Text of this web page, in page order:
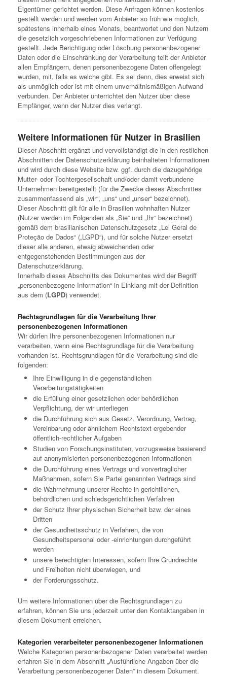
Eigentümer gerichtet werden. Diese Anfragen können kostenlos
gestellt werden und werden vom Anbieter so früh wie möglich,
spätestens innerhalb eines Monats, beantwortet und den Nutzern
die gesetzlich vorgeschriebenen Informationen zur Verfügung
gestellt. Jede Berichtigung oder Löschung personenbezogener
Daten oder die Einschränkung der Verarbeitung teilt der Anbieter
allen Empfängern, denen personenbezogene Daten offengelegt
wurden, mit, falls es welche gibt. Es sei denn, dies erweist sich
als unmöglich oder ist mit einem unverhältnismäßigen Aufwand
verbunden. Der Anbieter unterrichtet den Nutzer über diese
Empfänger, wenn der Nutzer dies verlangt.
Weitere Informationen für Nutzer in Brasilien
Dieser Abschnitt ergänzt und vervollständigt die in den restlichen
Abschnitten der Datenschutzerklärung beinhalteten Informationen
und wird durch diese Website bzw. ggf. durch die dazugehörige
Mutter- oder Tochtergesellschaft und/oder damit verbundene
Unternehmen bereitgestellt (für die Zwecke dieses Abschnittes
zusammenfassend als „wir“, „uns“ und „unser“ bezeichnet).
Dieser Abschnitt gilt für alle in Brasilien wohnhaften Nutzer
(Nutzer werden im Folgenden als „Sie“ und „Ihr“ bezeichnet)
gemäß dem brasilianischen Datenschutzgesetz „Lei Geral de
Proteção de Dados“ („LGPD“), und für solche Nutzer ersetzt
dieser alle anderen, etwaig abweichenden oder
entgegenstehenden Bestimmungen aus der
Datenschutzerklärung.
Innerhalb dieses Abschnitts des Dokumentes wird der Begriff
„personenbezogene Information“ in Einklang mit der Definition
aus dem (LGPD) verwendet.
Rechtsgrundlagen für die Verarbeitung Ihrer
personenbezogenen Informationen
Wir dürfen Ihre personenbezogenen Informationen nur
verarbeiten, wenn eine Rechtsgrundlage für die Verarbeitung
vorhanden ist. Rechtsgrundlagen für die Verarbeitung sind die
folgenden:
Ihre Einwilligung in die gegenständlichen
Verarbeitungstätigkeiten
die Erfüllung einer gesetzlichen oder behördlichen
Verpflichtung, der wir unterliegen
die Durchführung sich aus Gesetz, Verordnung, Vertrag,
Vereinbarung oder ähnlichem Rechtstext ergebender
öffentlich-rechtlicher Aufgaben
Studien von Forschungsinstituten, vorzugsweise basierend
auf anonymisierten personenbezogenen Informationen
die Durchführung eines Vertrags und vorvertraglicher
Maßnahmen, sofern Sie Partei genannten Vertrags sind
die Wahrnehmung unserer Rechte in gerichtlichen,
behördlichen und schiedsgerichtlichen Verfahren
der Schutz Ihrer physischen Sicherheit bzw. der eines
Dritten
der Gesundheitsschutz in Verfahren, die von
Gesundheitspersonal oder -einrichtungen durchgeführt
werden
unsere berechtigten Interessen, sofern Ihre Grundrechte
und Freiheiten nicht überwiegen, und
der Forderungsschutz.
Um weitere Informationen über die Rechtsgrundlagen zu
erfahren, können Sie uns jederzeit unter den Kontaktangaben in
diesem Dokument erreichen.
Kategorien verarbeiteter personenbezogener Informationen
Welche Kategorien personenbezogener Daten verarbeitet werden
erfahren Sie in dem Abschnitt „Ausführliche Angaben über die
Verarbeitung personenbezogener Daten” in diesem Dokument.